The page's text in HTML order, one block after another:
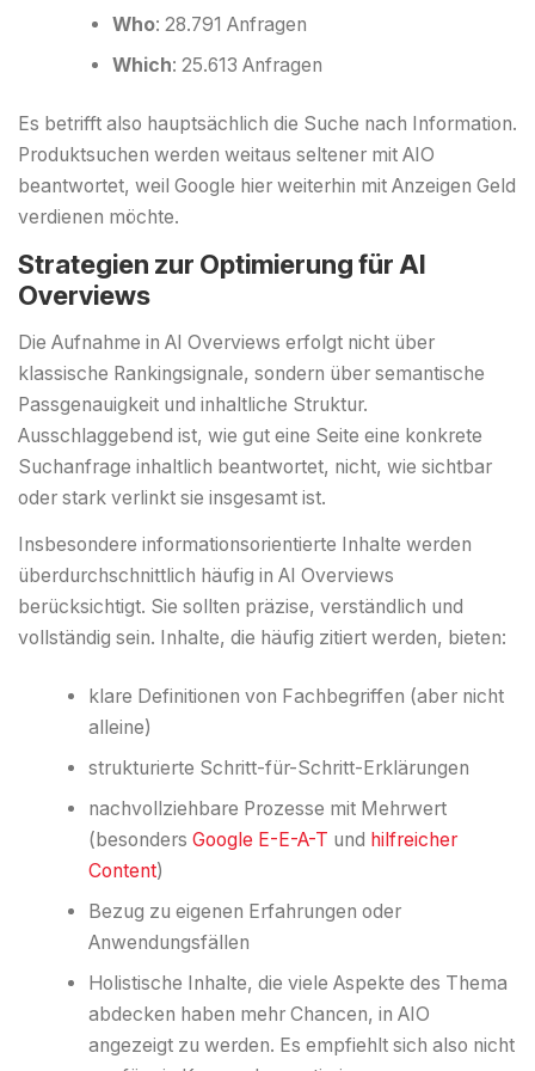
Who: 28.791 Anfragen
Which: 25.613 Anfragen
Es betrifft also hauptsächlich die Suche nach Information.
Produktsuchen werden weitaus seltener mit AIO
beantwortet, weil Google hier weiterhin mit Anzeigen Geld
verdienen möchte.
Strategien zur Optimierung für AI
Overviews
Die Aufnahme in AI Overviews erfolgt nicht über
klassische Rankingsignale, sondern über semantische
Passgenauigkeit und inhaltliche Struktur.
Ausschlaggebend ist, wie gut eine Seite eine konkrete
Suchanfrage inhaltlich beantwortet, nicht, wie sichtbar
oder stark verlinkt sie insgesamt ist.
Insbesondere informationsorientierte Inhalte werden
überdurchschnittlich häufig in AI Overviews
berücksichtigt. Sie sollten präzise, verständlich und
vollständig sein. Inhalte, die häufig zitiert werden, bieten:
klare Definitionen von Fachbegriffen (aber nicht
alleine)
strukturierte Schritt-für-Schritt-Erklärungen
nachvollziehbare Prozesse mit Mehrwert
(besondersGoogle E-E-A-T und hilfreicher
Content)
Bezug zu eigenen Erfahrungen oder
Anwendungsfällen
Holistische Inhalte, die viele Aspekte des Thema
abdecken haben mehr Chancen, in AIO
angezeigt zu werden. Es empfiehlt sich also nicht